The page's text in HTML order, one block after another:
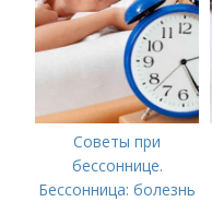
Советы при
бессоннице.
Бессонница: болезнь